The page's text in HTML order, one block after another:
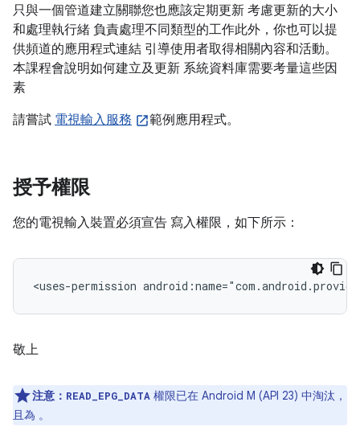
只與一個管道建立關聯您也應該定期更新 考慮更新的大小
和處理執行緒 負責處理不同類型的工作此外，你也可以提
供頻道的應用程式連結 引導使用者取得相關內容和活動。
本課程會說明如何建立及更新 系統資料庫需要考量這些因
素
請嘗試 電視輸入服務 範例應用程式。
授予權限
您的電視輸入裝置必須宣告 寫入權限，如下所示：
<uses-permission
敬上
注意： READ_EPG_DATA 權限已在 Android M (API 23) 中淘汰，
且為 。